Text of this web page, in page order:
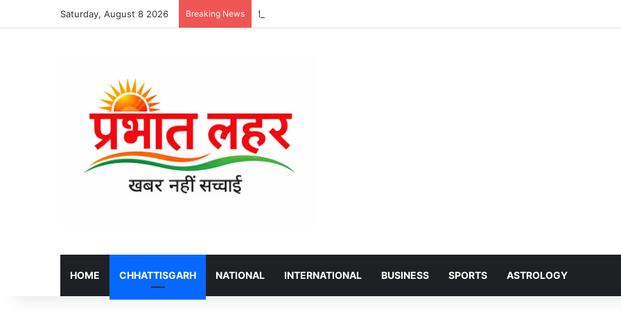
Saturday, August 8 2026 Breaking News शिवरीनारायण मेला ग्राउंड में आयोजित शिव महापुराण में सम्मिलित हुए राजेश्री महन्त रामसुंदर दास
HOME CHHATTISGARH NATIONAL INTERNATIONAL BUSINESS SPORTS ASTROLOGY